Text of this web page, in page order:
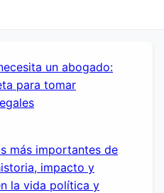
un abogado:
para tomar
más importantes de
impacto y
la vida política y